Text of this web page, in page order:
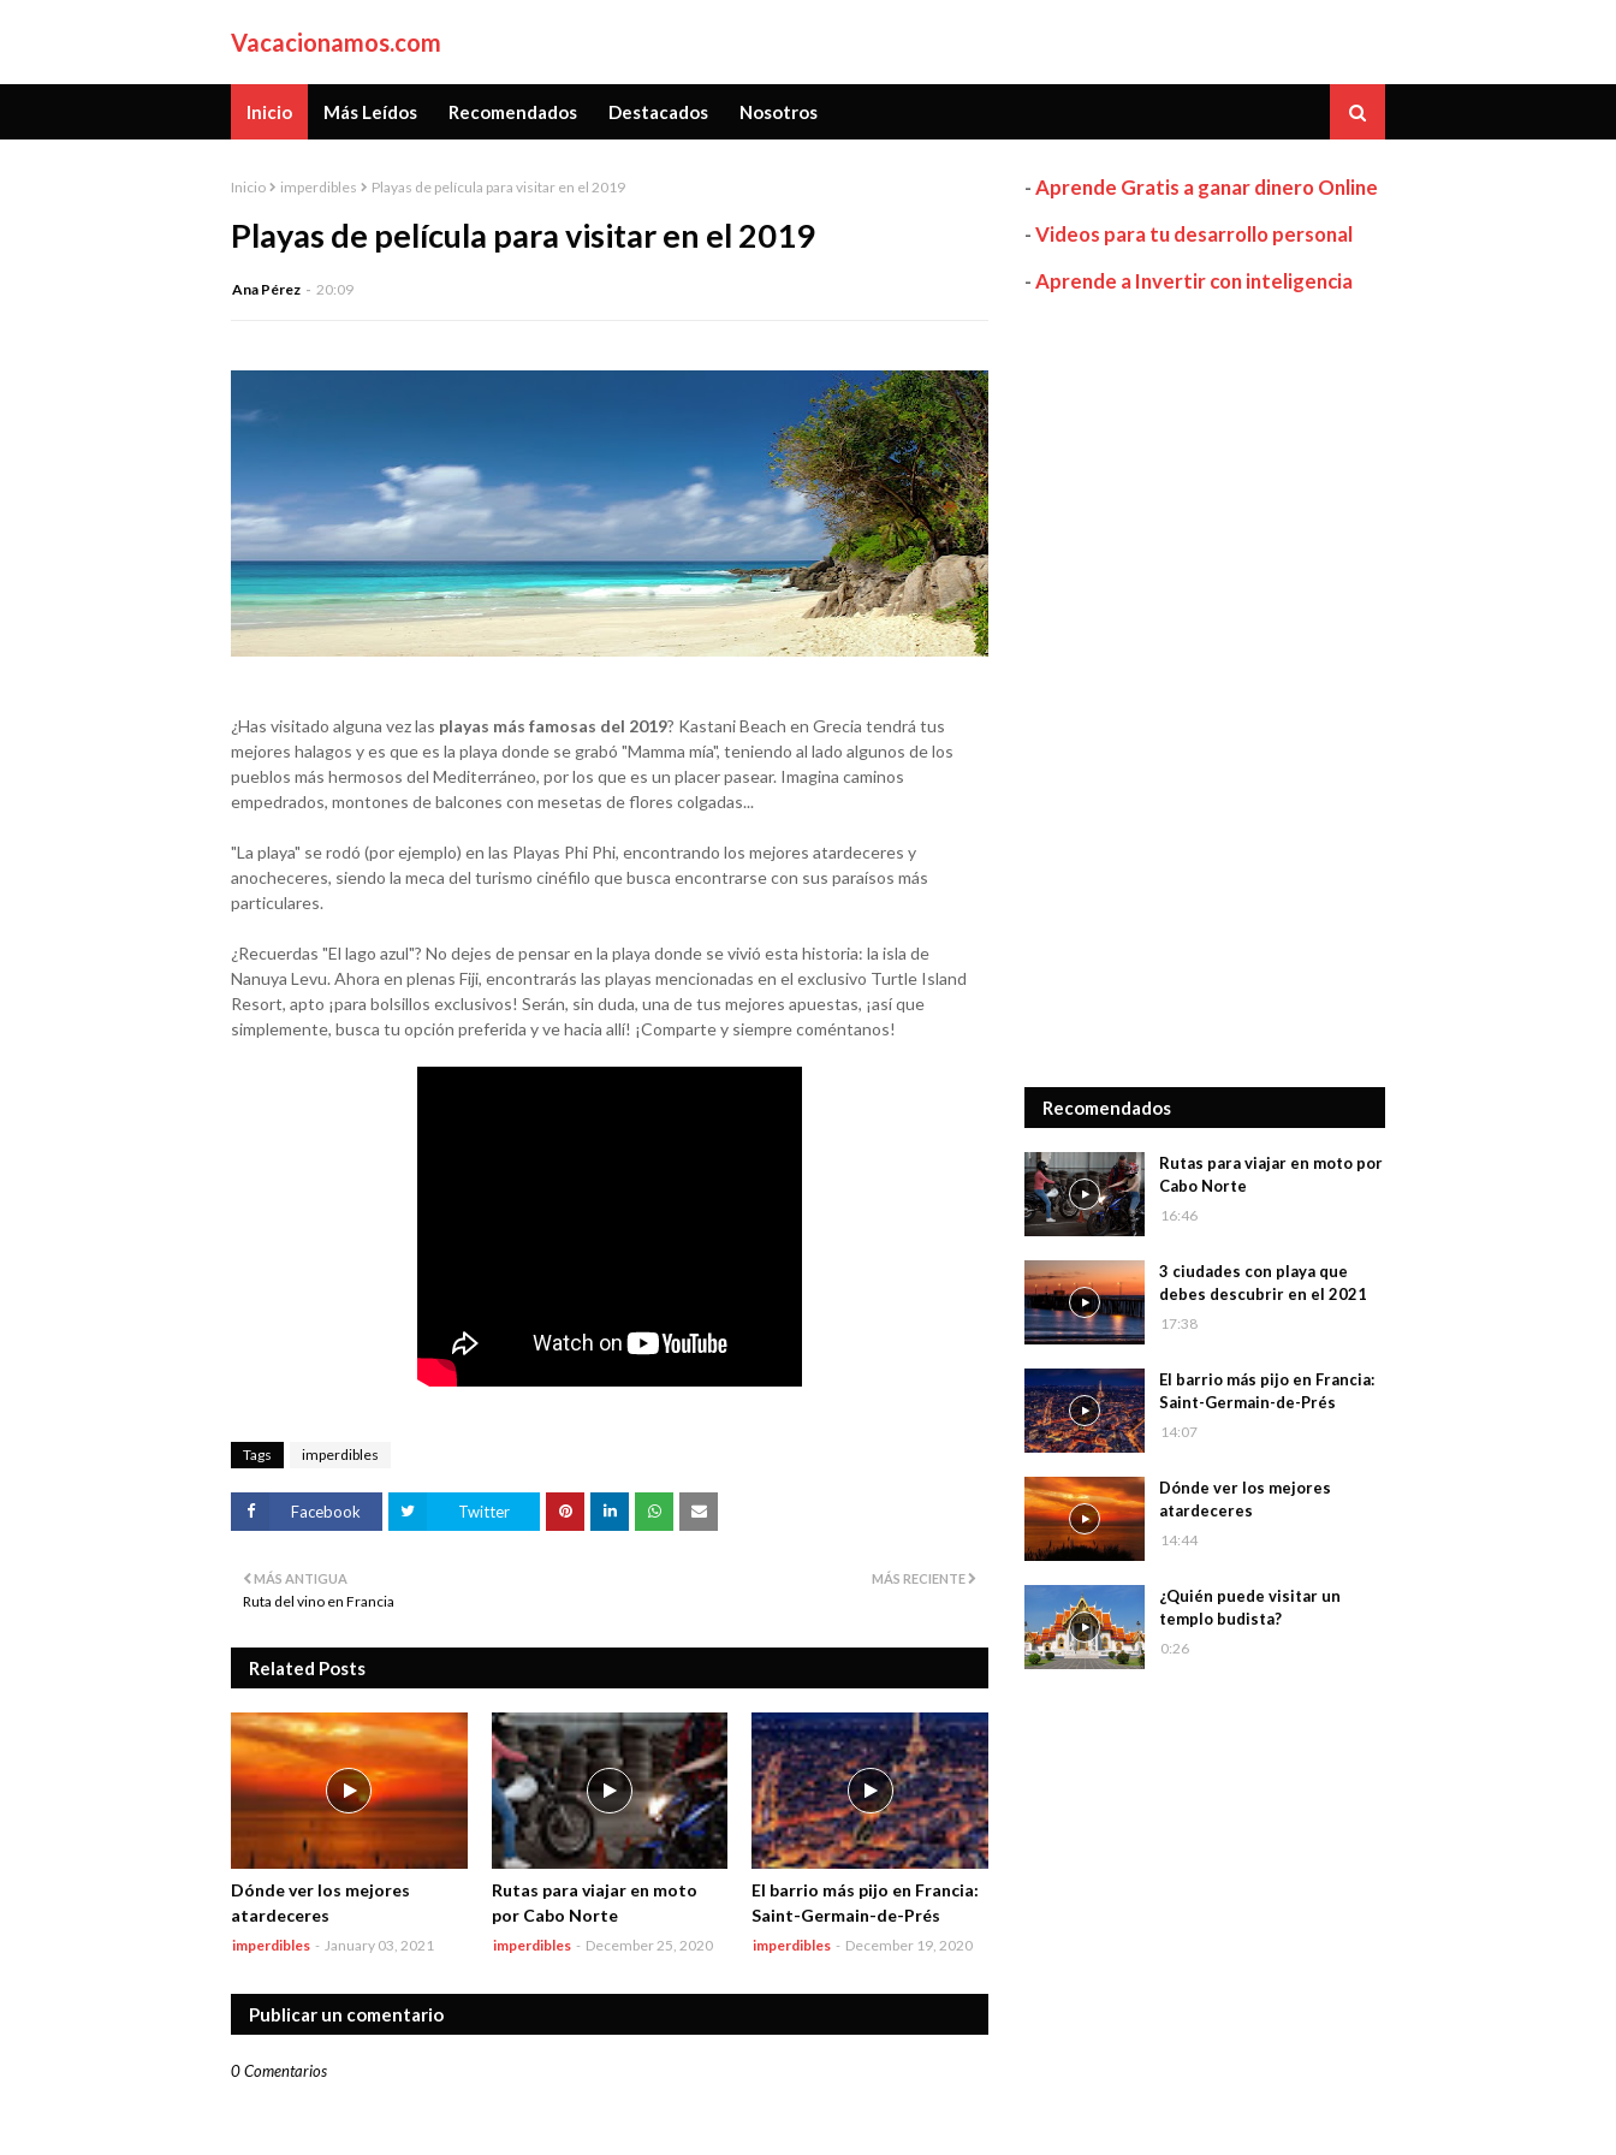
Vacacionamos.com
Inicio Más Leídos Recomendados Destacados Nosotros
Inicio imperdibles Playas de película para visitar en el 2019
Playas de película para visitar en el 2019
Ana Pérez 20:09
¿Has visitado alguna vez las playas más famosas del 2019? Kastani Beach en Grecia tendrá tus
mejores halagos y es que es la playa donde se grabó "Mamma mía", teniendo al lado algunos de los
pueblos más hermosos del Mediterráneo, por los que es un placer pasear. Imagina caminos
empedrados, montones de balcones con mesetas de flores colgadas...
"La playa" se rodó (por ejemplo) en las Playas Phi Phi, encontrando los mejores atardeceres y
anocheceres, siendo la meca del turismo cinéfilo que busca encontrarse con sus paraísos más
particulares.
¿Recuerdas "El lago azul"? No dejes de pensar en la playa donde se vivió esta historia: la isla de
Nanuya Levu. Ahora en plenas Fiji, encontrarás las playas mencionadas en el exclusivo Turtle Island
Resort, apto ¡para bolsillos exclusivos! Serán, sin duda, una de tus mejores apuestas, ¡así que
simplemente, busca tu opción preferida y ve hacia allí! ¡Comparte y siempre coméntanos!
Tags imperdibles
Facebook Twitter
MÁS RECIENTE
MÁS ANTIGUA
Ruta del vino en Francia
Related Posts
Dónde ver los mejores
atardeceres
imperdibles - January 03, 2021
Rutas para viajar en moto
por Cabo Norte
imperdibles - December 25, 2020
El barrio más pijo en Francia:
Saint-Germain-de-Prés
imperdibles - December 19, 2020
Publicar un comentario
0 Comentarios
-Aprende Gratis a ganar dinero Online
-Videos para tu desarrollo personal
-Aprende a Invertir con inteligencia
Recomendados
Rutas para viajar en moto por
Cabo Norte
16:46
3 ciudades con playa que
debes descubrir en el 2021
17:38
El barrio más pijo en Francia:
Saint-Germain-de-Prés
14:07
Dónde ver los mejores
atardeceres
14:44
¿Quién puede visitar un
templo budista?
0:26